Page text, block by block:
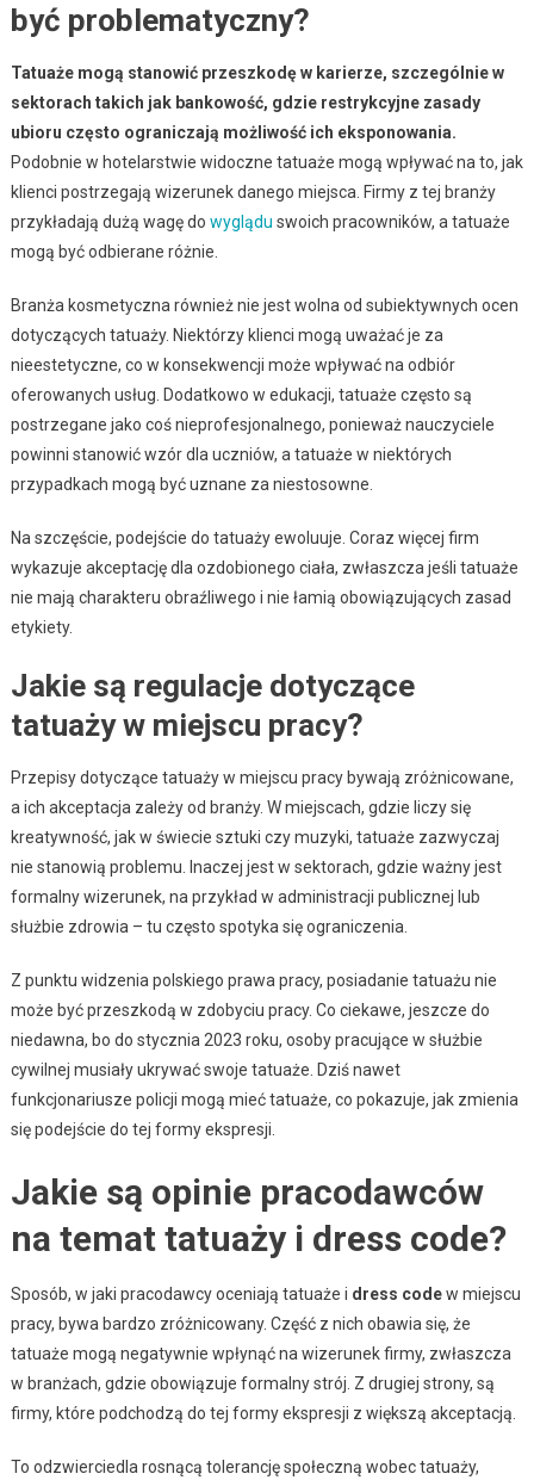
być problematyczny?
Tatuaże mogą stanowić przeszkodę w karierze, szczególnie w
sektorach takich jak bankowość, gdzie restrykcyjne zasady
ubioru często ograniczają możliwość ich eksponowania.
Podobnie w hotelarstwie widoczne tatuaże mogą wpływać na to, jak
klienci postrzegają wizerunek danego miejsca. Firmy z tej branży
przykładają dużą wagę do wyglądu swoich pracowników, a tatuaże
mogą być odbierane różnie.
Branża kosmetyczna również nie jest wolna od subiektywnych ocen
dotyczących tatuaży. Niektórzy klienci mogą uważać je za
nieestetyczne, co w konsekwencji może wpływać na odbiór
oferowanych usług. Dodatkowo w edukacji, tatuaże często są
postrzegane jako coś nieprofesjonalnego, ponieważ nauczyciele
powinni stanowić wzór dla uczniów, a tatuaże w niektórych
przypadkach mogą być uznane za niestosowne.
Na szczęście, podejście do tatuaży ewoluuje. Coraz więcej firm
wykazuje akceptację dla ozdobionego ciała, zwłaszcza jeśli tatuaże
nie mają charakteru obraźliwego i nie łamią obowiązujących zasad
etykiety.
Jakie są regulacje dotyczące
tatuaży w miejscu pracy?
Przepisy dotyczące tatuaży w miejscu pracy bywają zróżnicowane,
a ich akceptacja zależy od branży. W miejscach, gdzie liczy się
kreatywność, jak w świecie sztuki czy muzyki, tatuaże zazwyczaj
nie stanowią problemu. Inaczej jest w sektorach, gdzie ważny jest
formalny wizerunek, na przykład w administracji publicznej lub
służbie zdrowia – tu często spotyka się ograniczenia.
Z punktu widzenia polskiego prawa pracy, posiadanie tatuażu nie
może być przeszkodą w zdobyciu pracy. Co ciekawe, jeszcze do
niedawna, bo do stycznia 2023 roku, osoby pracujące w służbie
cywilnej musiały ukrywać swoje tatuaże. Dziś nawet
funkcjonariusze policji mogą mieć tatuaże, co pokazuje, jak zmienia
się podejście do tej formy ekspresji.
Jakie są opinie pracodawców
na temat tatuaży i dress code?
Sposób, w jaki pracodawcy oceniają tatuaże i dress codew miejscu
pracy, bywa bardzo zróżnicowany. Część z nich obawia się, że
tatuaże mogą negatywnie wpłynąć na wizerunek firmy, zwłaszcza
w branżach, gdzie obowiązuje formalny strój. Z drugiej strony, są
firmy, które podchodzą do tej formy ekspresji z większą akceptacją.
To odzwierciedla rosnącą tolerancję społeczną wobec tatuaży,